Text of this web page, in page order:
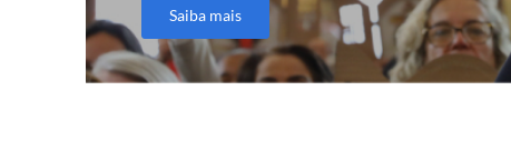
Saiba mais